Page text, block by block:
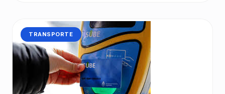
CATEGORÍA:
TRANSPORTE